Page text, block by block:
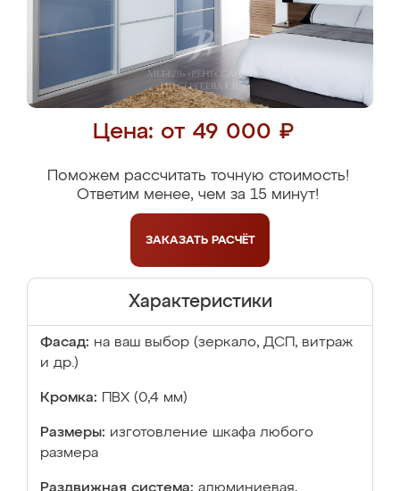
Цена: от 49 000 ₽
Поможем рассчитать точную стоимость!
Ответим менее, чем за 15 минут!
ЗАКАЗАТЬ РАСЧЁТ
Характеристики
Фасад: на ваш выбор (зеркало, ДСП, витраж
и др.)
Кромка: ПВХ (0,4 мм)
Размеры: изготовление шкафа любого
размера